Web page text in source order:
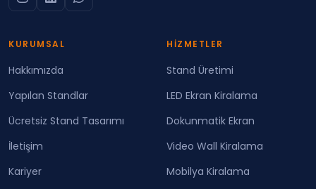
KURUMSAL
Hakkımızda
Yapılan Standlar
Ücretsiz Stand Tasarımı
İletişim
Kariyer
HIZMETLER
Stand Üretimi
LED Ekran Kiralama
Dokunmatik Ekran
Video Wall Kiralama
Mobilya Kiralama